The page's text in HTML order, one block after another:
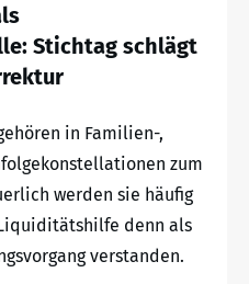
Stichtag schlägt
in Familien-,
zum
werden sie häufig
denn als
verstanden.